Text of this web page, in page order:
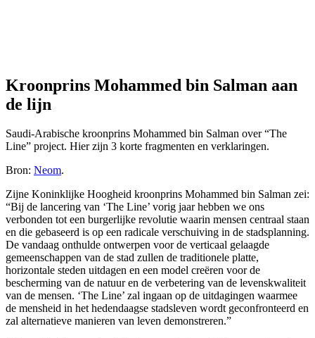
Kroonprins Mohammed bin Salman aan
de lijn
Saudi-Arabische kroonprins Mohammed bin Salman over “The
Line” project. Hier zijn 3 korte fragmenten en verklaringen.
Bron: Neom.
Zijne Koninklijke Hoogheid kroonprins Mohammed bin Salman zei:
“Bij de lancering van ‘The Line’ vorig jaar hebben we ons
verbonden tot een burgerlijke revolutie waarin mensen centraal staan
en die gebaseerd is op een radicale verschuiving in de stadsplanning.
De vandaag onthulde ontwerpen voor de verticaal gelaagde
gemeenschappen van de stad zullen de traditionele platte,
horizontale steden uitdagen en een model creëren voor de
bescherming van de natuur en de verbetering van de levenskwaliteit
van de mensen. ‘The Line’ zal ingaan op de uitdagingen waarmee
de mensheid in het hedendaagse stadsleven wordt geconfronteerd en
zal alternatieve manieren van leven demonstreren.”